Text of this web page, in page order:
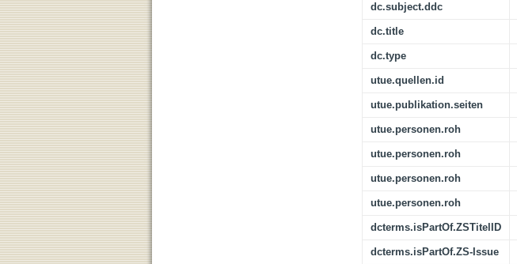
dc.subject.ddc
dc.title
dc.type
utue.quellen.id
utue.publikation.seiten
utue.personen.roh
utue.personen.roh
utue.personen.roh
utue.personen.roh
dcterms.isPartOf.ZSTitelID
dcterms.isPartOf.ZS-Issue